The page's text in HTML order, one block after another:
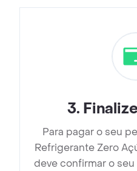
3.
Para pagar o seu
Refrigerante Zero
deve confirmar o